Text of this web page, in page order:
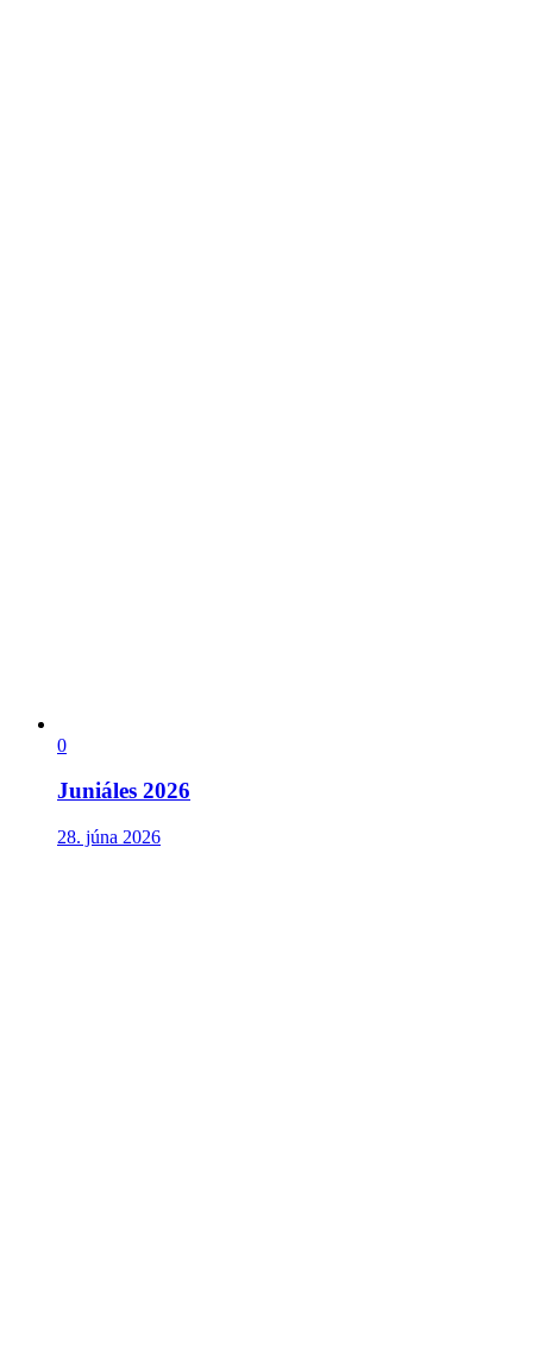
0
Juniáles 2026
28. júna 2026